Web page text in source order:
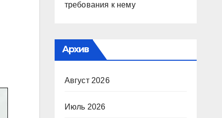
требования к нему
Архив
Август 2026
Июль 2026